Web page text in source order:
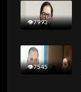
7993
7545